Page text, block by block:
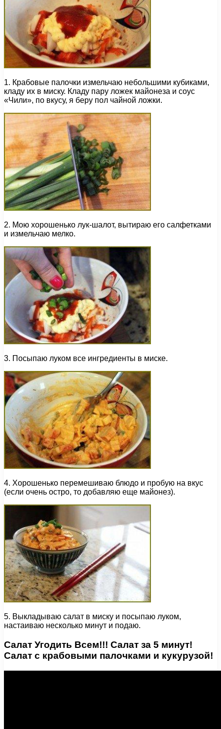
1. Крабовые палочки измельчаю небольшими кубиками,
кладу их в миску. Кладу пару ложек майонеза и соус
«Чили», по вкусу, я беру пол чайной ложки.
2. Мою хорошенько лук-шалот, вытираю его салфетками
и измельчаю мелко.
3. Посыпаю луком все ингредиенты в миске.
4. Хорошенько перемешиваю блюдо и пробую на вкус
(если очень остро, то добавляю еще майонез).
5. Выкладываю салат в миску и посыпаю луком,
настаиваю несколько минут и подаю.
Салат Угодить Всем!!! Салат за 5 минут!
Салат с крабовыми палочками и кукурузой!